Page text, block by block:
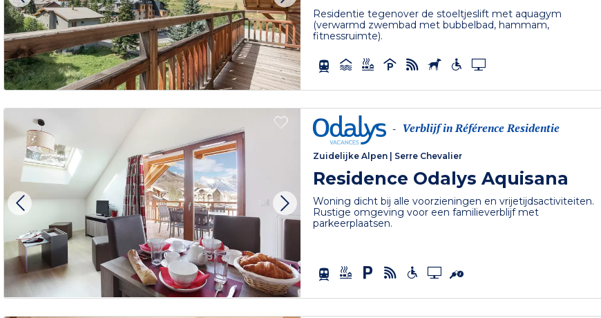
Residentie tegenover de stoeltjeslift met aquagym
(verwarmd zwembad met bubbelbad, hammam,
fitnessruimte).
- Verblijf in Référence Residentie
Zuidelijke Alpen Serre Chevalier
Residence Odalys Aquisana
Woning dicht bij alle voorzieningen en vrijetijdsactiviteiten.
Rustige omgeving voor een familieverblijf met
parkeerplaatsen.